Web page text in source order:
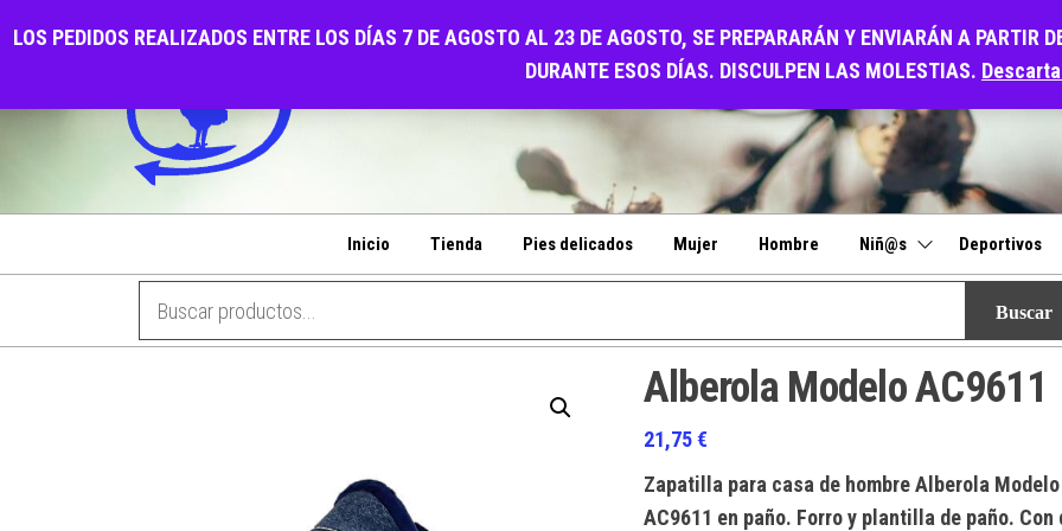
LOS PEDIDOS REALIZADOS ENTRE LOS DÍAS 7 DE AGOSTO AL 23 DE AGOSTO, SE PREPARARÁN Y ENVIARÁN A PARTIR
DURANTE ESOS DÍAS. DISCULPEN LAS MOLESTIAS.
CALZADOS EL GALLO
Inicio Tienda Pies delicados Mujer Hombre Niñ@s Deportivos
Alberola Modelo AC9611
21,75€
Zapatilla para casa de hombre Alberola Modelo
AC9611 en paño. Forro y plantilla de paño. Con